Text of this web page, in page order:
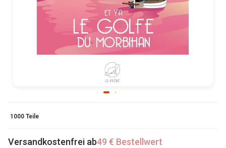
1000 Teile
Versandkostenfrei ab49 € Bestellwert